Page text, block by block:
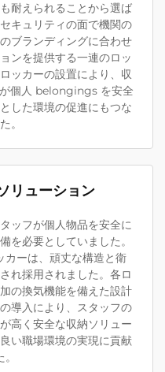
耐えられることから選ば
キュリティの面で機関の
ブランディングに合わせ
ンを提供する一連のロッ
ッカーの設置により、収
個人 belongings を安全
した環境の促進にもつな
。
リューション
ッフが個人物品を安全に
を必要としていました。
カーは、頑丈な構造と衛
れ採用されました。各ロ
の換気機能を備えた設計
導入により、スタッフの
高く安全な収納ソリュー
い職場環境の実現に貢献